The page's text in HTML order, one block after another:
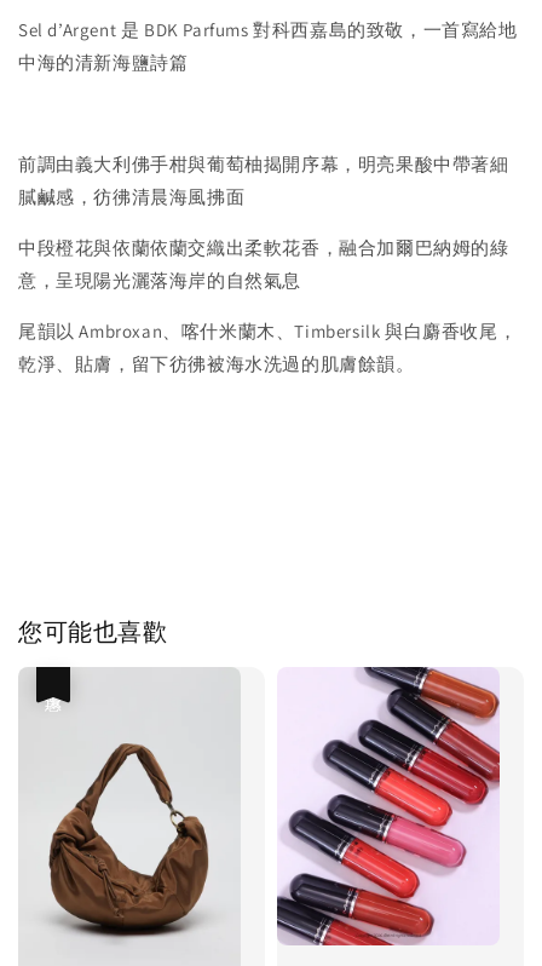
Sel d’Argent 是 BDK Parfums 對科西嘉島的致敬，一首寫給地
中海的清新海鹽詩篇
前調由義大利佛手柑與葡萄柚揭開序幕，明亮果酸中帶著細
膩鹹感，彷彿清晨海風拂面
中段橙花與依蘭依蘭交織出柔軟花香，融合加爾巴納姆的綠
意，呈現陽光灑落海岸的自然氣息
尾韻以 Ambroxan、喀什米蘭木、Timbersilk 與白麝香收尾，
乾淨、貼膚，留下彷彿被海水洗過的肌膚餘韻。
您可能也喜歡